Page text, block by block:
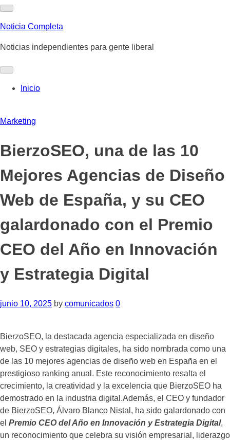
Skip
content
Noticia Completa
Noticias independientes para gente liberal
Inicio
Marketing
BierzoSEO, una de las 10
Mejores Agencias de Diseño
Web de España, y su CEO
galardonado con el Premio
CEO del Año en Innovación
y Estrategia Digital
junio 10, 2025 by comunicados 0
BierzoSEO, la destacada agencia especializada en diseño
web, SEO y estrategias digitales, ha sido nombrada como una
de las 10 mejores agencias de diseño web en España en el
prestigioso ranking anual. Este reconocimiento resalta el
crecimiento, la creatividad y la excelencia que BierzoSEO ha
demostrado en la industria digital.Además, el CEO y fundador
de BierzoSEO, Álvaro Blanco Nistal, ha sido galardonado con
el Premio CEO del Año en Innovación y Estrategia Digital,
un reconocimiento que celebra su visión empresarial, liderazgo